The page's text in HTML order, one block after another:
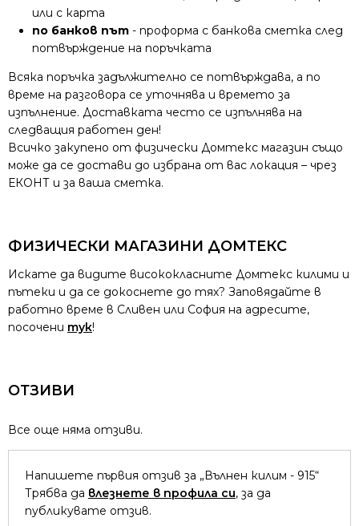
или с карта
по банков път - проформа с банкова сметка след
потвърждение на поръчката
Всяка поръчка задължително се потвърждава, а по
време на разговора се уточнява и времето за
изпълнение. Доставката често се изпълнява на
следващия работен ден!
Всичко закупено от физически Домтекс магазин също
може да се достави до избрана от вас локация – чрез
ЕКОНТ и за ваша сметка.
ФИЗИЧЕСКИ МАГАЗИНИ ДОМТЕКС
Искате да видите висококласните Домтекс килими и
пътеки и да се докоснете до тях? Заповядайте в
работно време в Сливен или София на адресите,
посочени тук!
ОТЗИВИ
Все още няма отзиви.
Напишете първия отзив за „Вълнен килим - 915“
Трябва да влезнете в профила си, за да
публикувате отзив.